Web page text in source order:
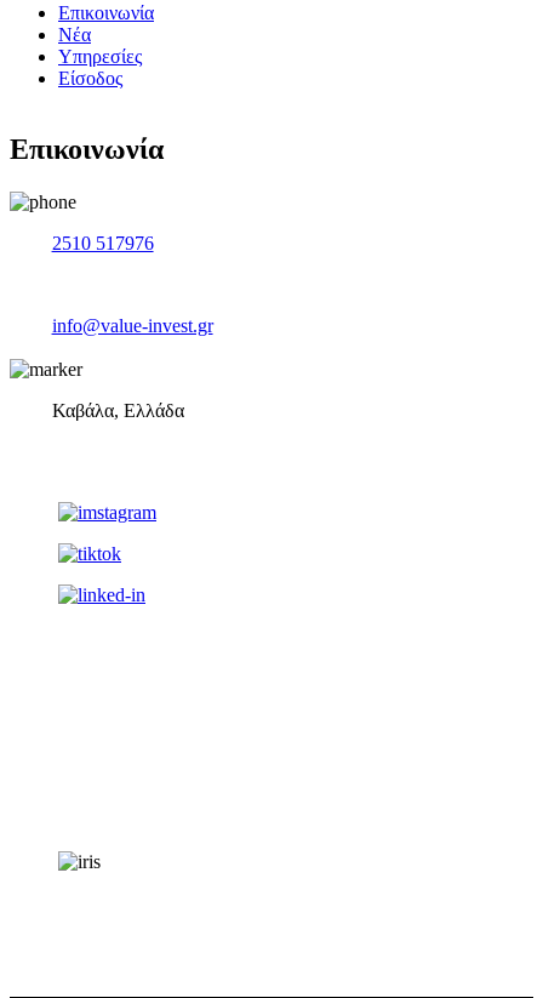
Επικοινωνία
Νέα
Υπηρεσίες
Είσοδος
Επικοινωνία
2510 517976
info@value-invest.gr
Καβάλα, Ελλάδα